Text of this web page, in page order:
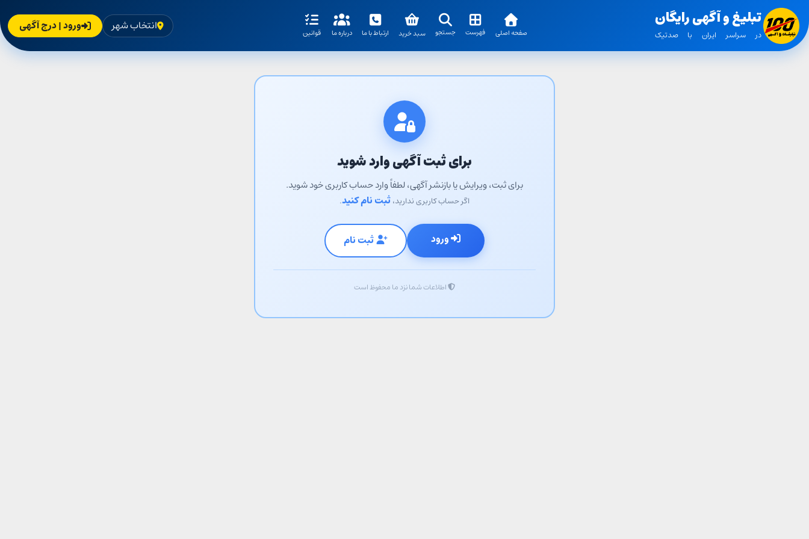
تبلیغ و آگهی رایگان
در سراسر ایران با صدتیک صفحه اصلی فهرست جستجو سبد خرید ارتباط با ما درباره ما قوانین انتخاب شهر ورود | درج آگهی
برای ثبت آگهی وارد شوید
برای ثبت، ویرایش یا بازنشر آگهی، لطفاً وارد حساب کاربری خود شوید.
اگر حساب کاربری ندارید،ثبت نام کنید.
ورود ثبت نام
اطلاعات شما نزد ما محفوظ است